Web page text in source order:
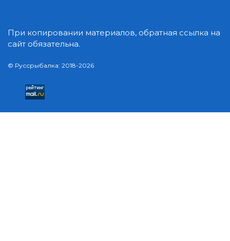
При копировании материалов, обратная ссылка на
сайт обязательна.
© Руссрыбалка: 2018-2026